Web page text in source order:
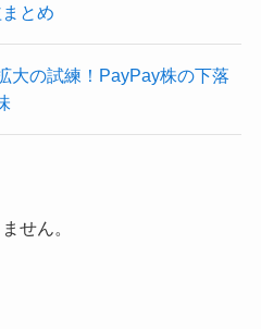
とめ
大の試練！PayPay株の下落
せん。